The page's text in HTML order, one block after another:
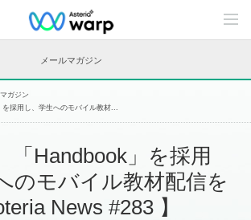
C
n
n
メールマガジン
ガジン
採用し、学生へのモバイル教材...
「Handbook」を採用
のモバイル教材配信を
News #283 】